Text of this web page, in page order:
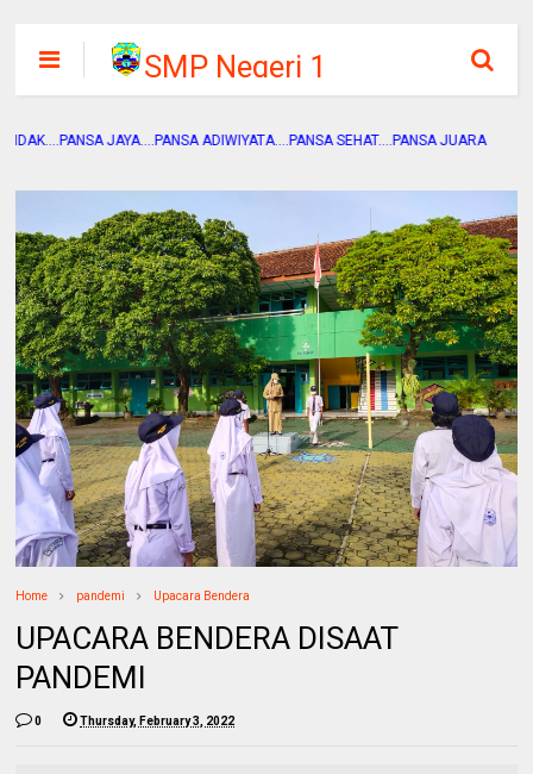
SMP Negeri 1
Pandak
JAYA....PANSA ADIWIYATA....PANSA SEHAT....PANSA JUARA
Home pandemi Upacara Bendera
UPACARA BENDERA DISAAT
PANDEMI
0 Thursday, February 3, 2022